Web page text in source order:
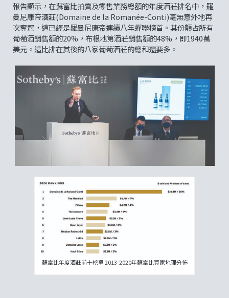
報告顯示，在蘇富比拍賣及零售業務總額的年度酒莊排名中，羅
曼尼康帝酒莊(Domaine de la Romanée-Conti)毫無意外地再
次奪冠，這已經是羅曼尼康帝連續八年蟬聯榜首。其份額占所有
葡萄酒銷售額的20%，布根地第酒莊銷售額的48%，即1940萬
美元。這比排在其後的八家葡萄酒莊的總和還要多。
蘇富比年度酒莊前十榜單 2013-2020年蘇富比買家地理分佈